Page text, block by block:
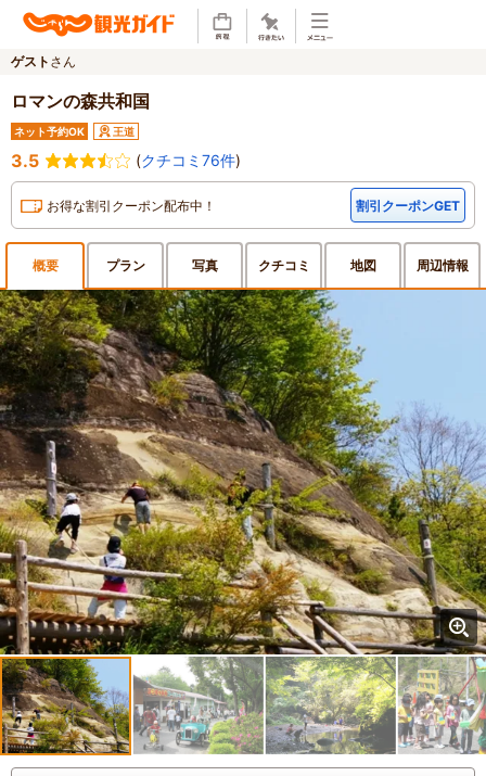
ゲスト さん
ロマンの森共和国
ネット予約OK 王道
3.5 (クチコミ76件)
お得な割引クーポン配布中！ 割引クーポンGET
概要 プラン 写真 クチコミ 地図 周辺情報